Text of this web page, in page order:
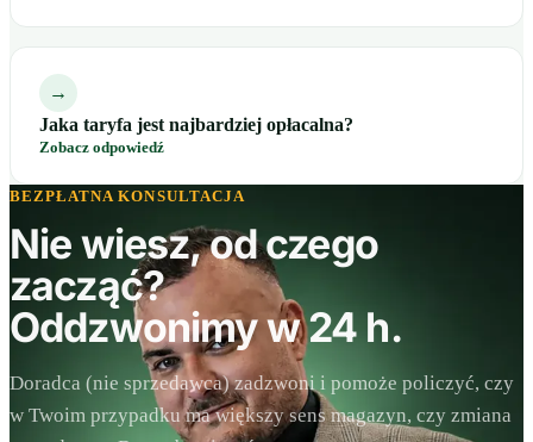
→
Jaka taryfa jest najbardziej opłacalna?
Zobacz odpowiedź
BEZPŁATNA KONSULTACJA
Nie wiesz, od czego
zacząć?
Oddzwonimy w 24 h.
Doradca (nie sprzedawca) zadzwoni i pomoże policzyć, czy
w Twoim przypadku ma większy sens magazyn, czy zmiana